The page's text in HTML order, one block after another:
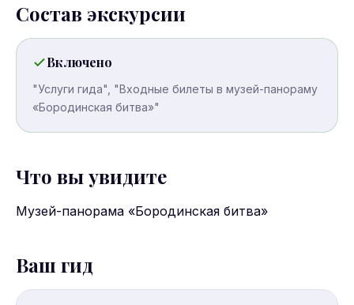
Состав экскурсии
Включено
"Услуги гида", "Входные билеты в музей-панораму
«Бородинская битва»"
Что вы увидите
Музей-панорама «Бородинская битва»
Ваш гид